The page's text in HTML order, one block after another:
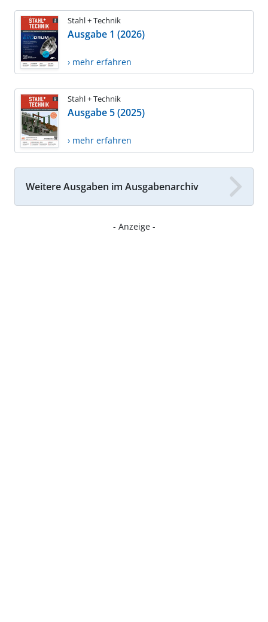
Stahl + Technik
Ausgabe 1 (2026)
› mehr erfahren
Stahl + Technik
Ausgabe 5 (2025)
› mehr erfahren
Weitere Ausgaben im Ausgabenarchiv
- Anzeige -